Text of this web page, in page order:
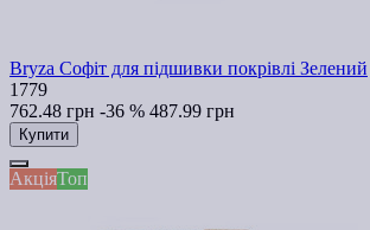
Bryza Софіт для підшивки покрівлі Зелений
1779
762.48 грн -36 % 487.99 грн
Купити
АкціяТоп